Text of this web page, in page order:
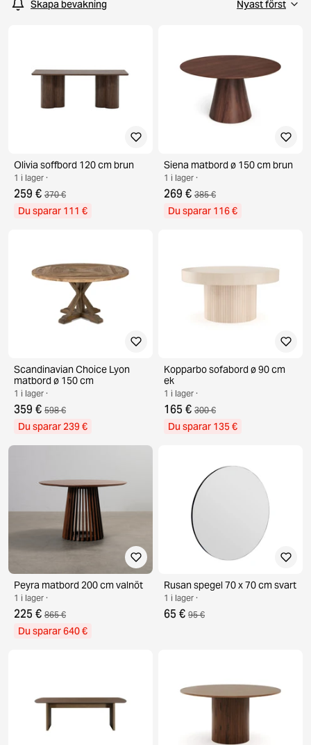
Skapa bevakning
Olivia soffbord 120 cm brun
1 i lager ·
259 € 370 €
Du sparar 111 €
Siena matbord ø 150 cm brun
1 i lager ·
269 € 385 €
Du sparar 116 €
Scandinavian Choice Lyon
matbord ø 150 cm
1 i lager ·
359 € 598 €
Du sparar 239 €
Kopparbo sofabord ø 90 cm
ek
1 i lager ·
165 € 300 €
Du sparar 135 €
Peyra matbord 200 cm valnöt
1 i lager ·
225 € 865 €
Du sparar 640 €
Rusan spegel 70 x 70 cm svart
1 i lager ·
65 € 95 €